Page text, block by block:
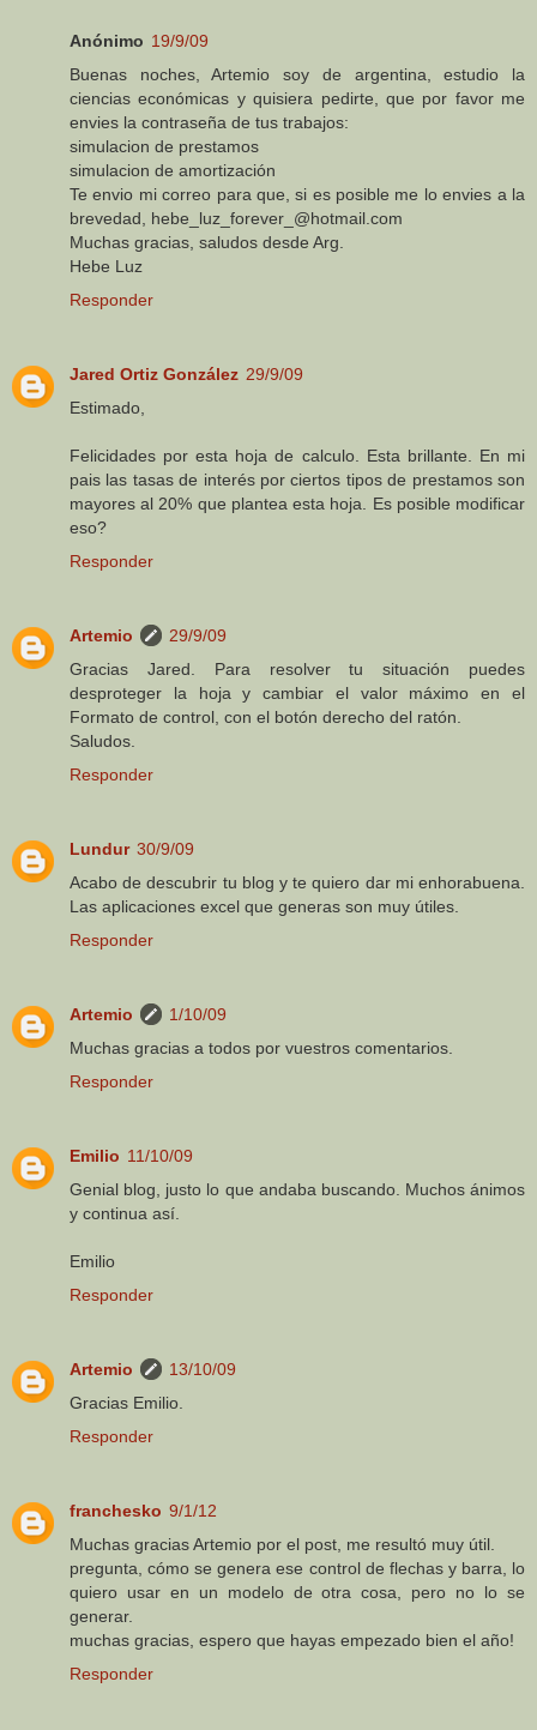
Anónimo 19/9/09
Buenas noches, Artemio soy de argentina, estudio la
ciencias económicas y quisiera pedirte, que por favor me
envies la contraseña de tus trabajos:
simulacion de prestamos
simulacion de amortización
Te envio mi correo para que, si es posible me lo envies a la
brevedad, hebe_luz_forever_@hotmail.com
Muchas gracias, saludos desde Arg.
Hebe Luz
Responder
Jared Ortiz González 29/9/09
Estimado,
Felicidades por esta hoja de calculo. Esta brillante. En mi
pais las tasas de interés por ciertos tipos de prestamos son
mayores al 20% que plantea esta hoja. Es posible modificar
eso?
Responder
Artemio
29/9/09
Gracias Jared. Para resolver tu situación puedes
desproteger la hoja y cambiar el valor máximo en el
Formato de control, con el botón derecho del ratón.
Saludos.
Responder
Lundur 30/9/09
Acabo de descubrir tu blog y te quiero dar mi enhorabuena.
Las aplicaciones excel que generas son muy útiles.
Responder
Artemio
1/10/09
Muchas gracias a todos por vuestros comentarios.
Responder
Emilio 11/10/09
Genial blog, justo lo que andaba buscando. Muchos ánimos
y continua así.
Emilio
Responder
Artemio
13/10/09
Gracias Emilio.
Responder
franchesko 9/1/12
Muchas gracias Artemio por el post, me resultó muy útil.
pregunta, cómo se genera ese control de flechas y barra, lo
quiero usar en un modelo de otra cosa, pero no lo se
generar.
muchas gracias, espero que hayas empezado bien el año!
Responder